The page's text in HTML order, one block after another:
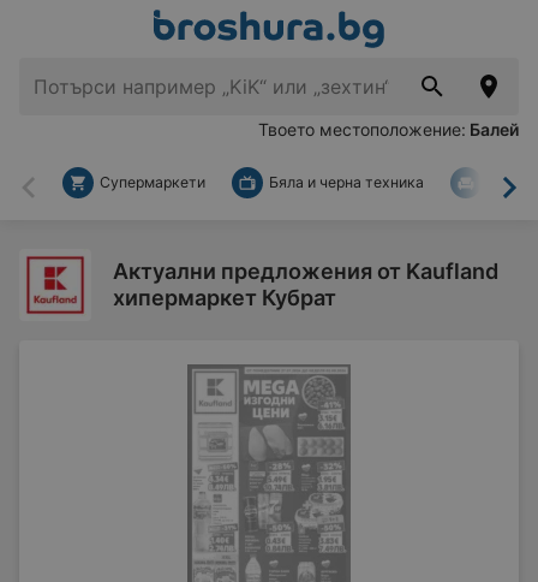
Твоето местоположение: Балей
Назад
Супермаркети Бяла и черна техника За
Актуални предложения от Kaufland
хипермаркет Кубрат